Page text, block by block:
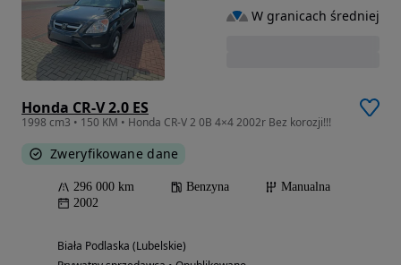
Honda CR-V 2.0 ES
1998 cm3 • 150 KM • Honda CR-V 2 0B 4×4 2002r Bez korozji!!!
Zweryfikowane dane
296 000 km Benzyna
Manualna
2002
Biała Podlaska (Lubelskie)
W granicach średniej